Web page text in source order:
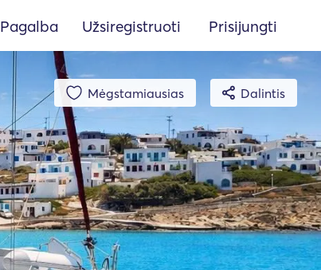
Pagalba Užsiregistruoti Prisijungti
Mėgstamiausias Dalintis